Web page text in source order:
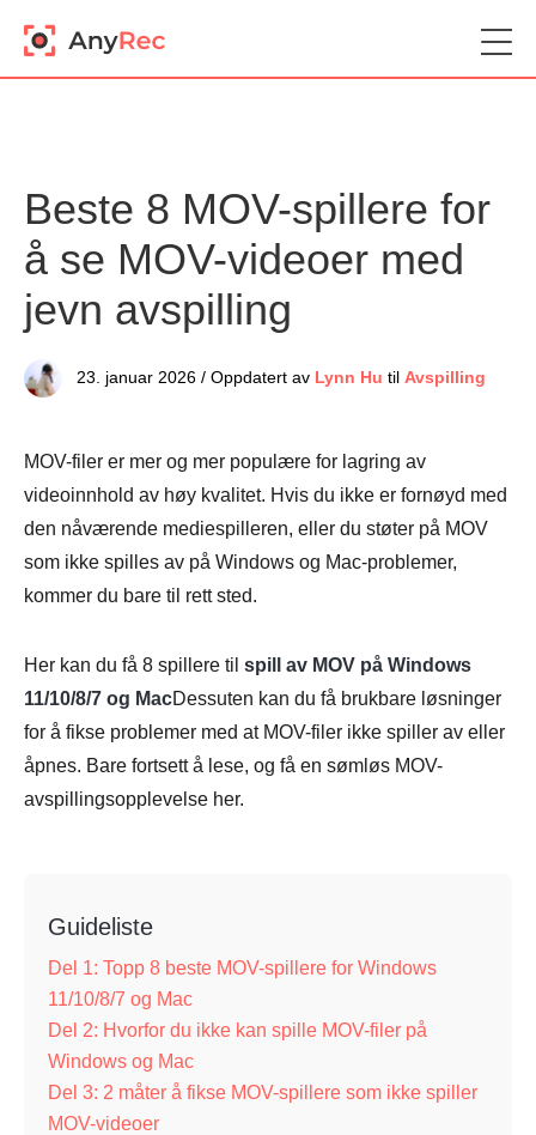
Beste 8 MOV-spillere for
å se MOV-videoer med
jevn avspilling
23. januar 2026 / Oppdatert av Lynn Hu til Avspilling
MOV-filer er mer og mer populære for lagring av
videoinnhold av høy kvalitet. Hvis du ikke er fornøyd med
den nåværende mediespilleren, eller du støter på MOV
som ikke spilles av på Windows og Mac-problemer,
kommer du bare til rett sted.
Her kan du få 8 spillere til spill av MOV på Windows
11/10/8/7 og MacDessuten kan du få brukbare løsninger
for å fikse problemer med at MOV-filer ikke spiller av eller
åpnes. Bare fortsett å lese, og få en sømløs MOV-
avspillingsopplevelse her.
Guideliste
Del 1: Topp 8 beste MOV-spillere for Windows
11/10/8/7 og Mac
Del 2: Hvorfor du ikke kan spille MOV-filer på
Windows og Mac
Del 3: 2 måter å fikse MOV-spillere som ikke spiller
MOV-videoer